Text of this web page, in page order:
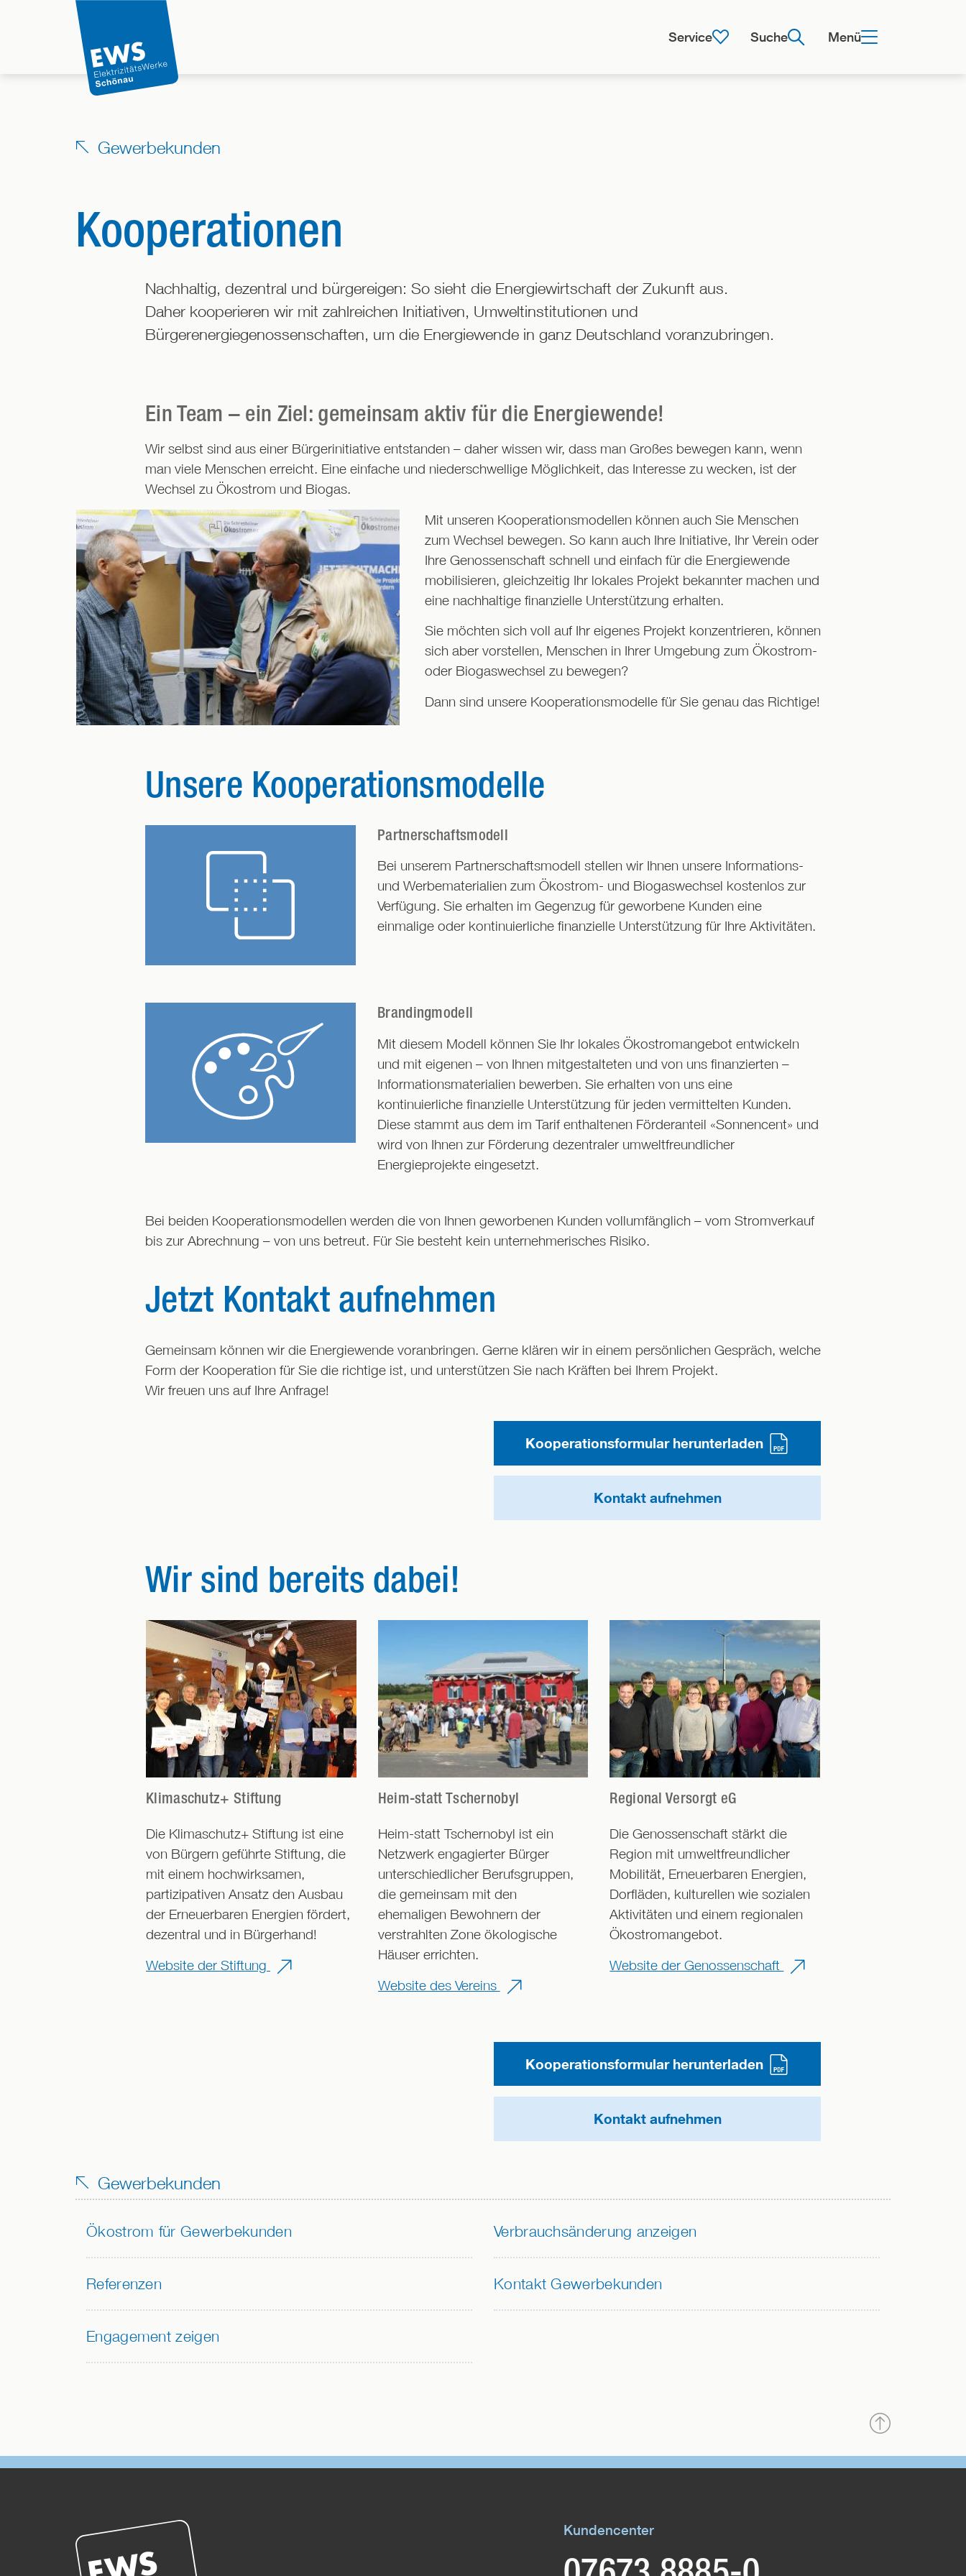
Menü
Suche
Service
Gewerbekunden
Kooperationen
Nachhaltig, dezentral und bürgereigen: So sieht die Energiewirtschaft der Zukunft aus.
Daher kooperieren wir mit zahlreichen Initiativen, Umweltinstitutionen und
Bürgerenergiegenossenschaften, um die Energiewende in ganz Deutschland voranzubringen.
Ein Team – ein Ziel: gemeinsam aktiv für die Energiewende!
Wir selbst sind aus einer Bürgerinitiative entstanden – daher wissen wir, dass man Großes bewegen kann, wenn
man viele Menschen erreicht. Eine einfache und niederschwellige Möglichkeit, das Interesse zu wecken, ist der
Wechsel zu Ökostrom und Biogas.
Mit unseren Kooperationsmodellen können auch Sie Menschen
zum Wechsel bewegen. So kann auch Ihre Initiative, Ihr Verein oder
Ihre Genossenschaft schnell und einfach für die Energiewende
mobilisieren, gleichzeitig Ihr lokales Projekt bekannter machen und
eine nachhaltige finanzielle Unterstützung erhalten.
Sie möchten sich voll auf Ihr eigenes Projekt konzentrieren, können
sich aber vorstellen, Menschen in Ihrer Umgebung zum Ökostrom-
oder Biogaswechsel zu bewegen?
Dann sind unsere Kooperationsmodelle für Sie genau das Richtige!
Unsere Kooperationsmodelle
Partnerschaftsmodell
Bei unserem Partnerschaftsmodell stellen wir Ihnen unsere Informations-
und Werbematerialien zum Ökostrom- und Biogaswechsel kostenlos zur
Verfügung. Sie erhalten im Gegenzug für geworbene Kunden eine
einmalige oder kontinuierliche finanzielle Unterstützung für Ihre Aktivitäten.
Brandingmodell
Mit diesem Modell können Sie Ihr lokales Ökostromangebot entwickeln
und mit eigenen – von Ihnen mitgestalteten und von uns finanzierten –
Informationsmaterialien bewerben. Sie erhalten von uns eine
kontinuierliche finanzielle Unterstützung für jeden vermittelten Kunden.
Diese stammt aus dem im Tarif enthaltenen Förderanteil «Sonnencent» und
wird von Ihnen zur Förderung dezentraler umweltfreundlicher
Energieprojekte eingesetzt.
Bei beiden Kooperationsmodellen werden die von Ihnen geworbenen Kunden vollumfänglich – vom Stromverkauf
bis zur Abrechnung – von uns betreut. Für Sie besteht kein unternehmerisches Risiko.
Jetzt Kontakt aufnehmen
Gemeinsam können wir die Energiewende voranbringen. Gerne klären wir in einem persönlichen Gespräch, welche
Form der Kooperation für Sie die richtige ist, und unterstützen Sie nach Kräften bei Ihrem Projekt.
Wir freuen uns auf Ihre Anfrage!
Kooperationsformular herunterladen
Kontakt aufnehmen
Wir sind bereits dabei!
Klimaschutz+ Stiftung
Die Klimaschutz+ Stiftung ist eine
von Bürgern geführte Stiftung, die
mit einem hochwirksamen,
partizipativen Ansatz den Ausbau
der Erneuerbaren Energien fördert,
dezentral und in Bürgerhand!
Website der Stiftung
Heim-statt Tschernobyl
Heim-statt Tschernobyl ist ein
Netzwerk engagierter Bürger
unterschiedlicher Berufsgruppen,
die gemeinsam mit den
ehemaligen Bewohnern der
verstrahlten Zone ökologische
Häuser errichten.
Website des Vereins
Regional Versorgt eG
Die Genossenschaft stärkt die
Region mit umweltfreundlicher
Mobilität, Erneuerbaren Energien,
Dorfläden, kulturellen wie sozialen
Aktivitäten und einem regionalen
Ökostromangebot.
Website der Genossenschaft
Kooperationsformular herunterladen
Kontakt aufnehmen
Gewerbekunden
Ökostrom für Gewerbekunden
Referenzen
Engagement zeigen
Verbrauchsänderung anzeigen
Kontakt Gewerbekunden
Nach
oben
Kundencenter